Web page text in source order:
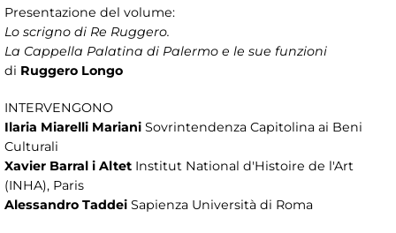
Presentazione del volume:
Lo scrigno di Re Ruggero.
La Cappella Palatina di Palermo e le sue funzioni
di Ruggero Longo
INTERVENGONO
Ilaria Miarelli Mariani Sovrintendenza Capitolina ai Beni
Culturali
Xavier Barral i Altet Institut National d'Histoire de l'Art
(INHA), Paris
Alessandro Taddei Sapienza Università di Roma